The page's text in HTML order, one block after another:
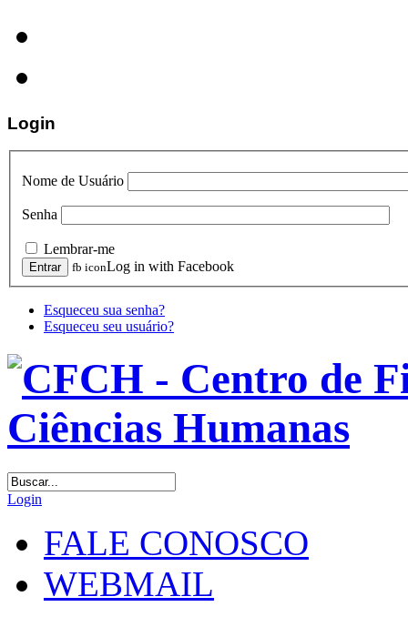
Login
Nome de Usuário
Senha
Lembrar-me
fb iconLog in with Facebook
Esqueceu sua senha?
Esqueceu seu usuário?
Login
FALE CONOSCO
WEBMAIL